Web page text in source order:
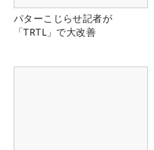
パターこじらせ記者が
「TRTL」で大改善